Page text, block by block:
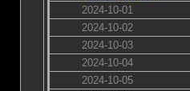
2024-10-01
2024-10-02
2024-10-03
2024-10-04
2024-10-05